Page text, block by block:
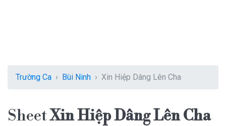
Trường Ca Bùi Ninh Xin Hiệp Dâng Lên Cha
SheetXin Hiệp Dâng Lên Cha